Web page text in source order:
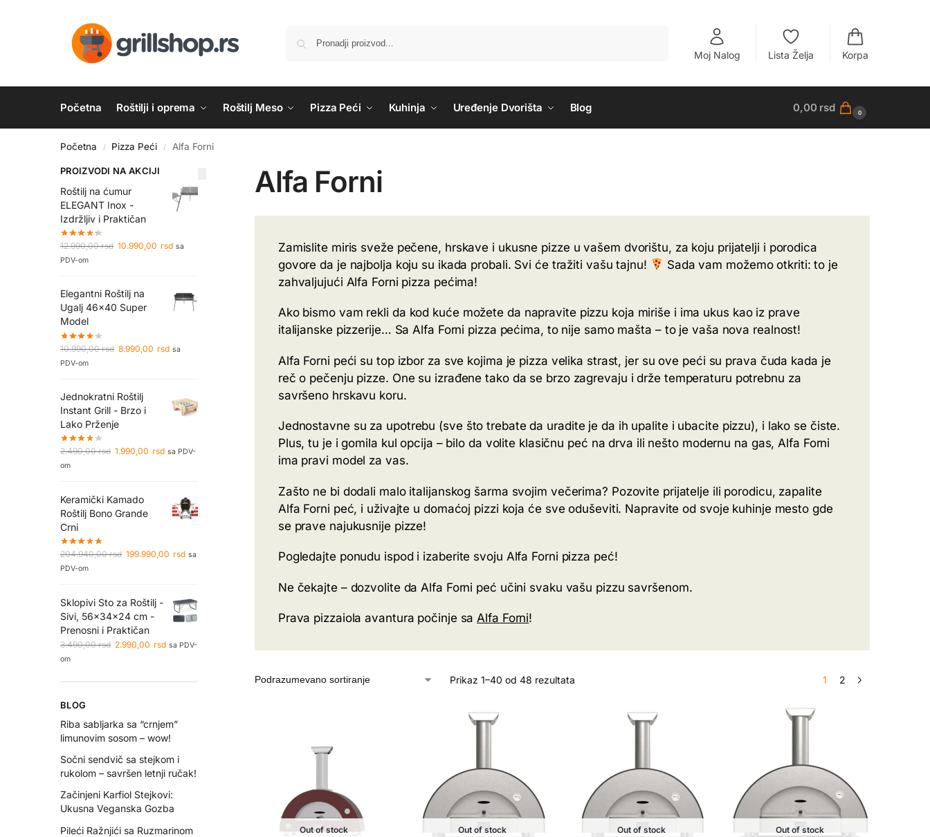
Moj Nalog Lista Želja Korpa
Početna Roštilji i oprema Roštilj Meso Pizza Peći Kuhinja Uređenje Dvorišta Blog 0,00 rsd 0
Početna / Pizza Peći / Alfa Forni
Alfa Forni
Zamislite miris sveže pečene, hrskave i ukusne pizze u vašem dvorištu, za koju prijatelji i porodica
govore da je najbolja koju su ikada probali. Svi će tražiti vašu tajnu!
Sada vam možemo otkriti: to je
zahvaljujući Alfa Forni pizza pećima!
Ako bismo vam rekli da kod kuće možete da napravite pizzu koja miriše i ima ukus kao iz prave
italijanske pizzerije… Sa Alfa Forni pizza pećima, to nije samo mašta – to je vaša nova realnost!
Alfa Forni peći su top izbor za sve kojima je pizza velika strast, jer su ove peći su prava čuda kada je
reč o pečenju pizze. One su izrađene tako da se brzo zagrevaju i drže temperaturu potrebnu za
savršeno hrskavu koru.
Jednostavne su za upotrebu (sve što trebate da uradite je da ih upalite i ubacite pizzu), i lako se čiste.
Plus, tu je i gomila kul opcija – bilo da volite klasičnu peć na drva ili nešto modernu na gas, Alfa Forni
ima pravi model za vas.
Zašto ne bi dodali malo italijanskog šarma svojim večerima? Pozovite prijatelje ili porodicu, zapalite
Alfa Forni peć, i uživajte u domaćoj pizzi koja će sve oduševiti. Napravite od svoje kuhinje mesto gde
se prave najukusnije pizze!
Pogledajte ponudu ispod i izaberite svoju Alfa Forni pizza peć!
Ne čekajte – dozvolite da Alfa Forni peć učini svaku vašu pizzu savršenom.
Prava pizzaiola avantura počinje saAlfa Forni!
Prikaz 1–40 od 48 rezultata 1 2
Out of stock Out of stock Out of stock Out of stock
PROIZVODI NA AKCIJI
Roštilj na ćumur
ELEGANT Inox -
Izdržljiv i Praktičan
12.990,00rsd 10.990,00 rsd sa
PDV-om
Elegantni Roštilj na
Ugalj 46x40 Super
Model
10.990,00rsd 8.990,00 rsd sa
PDV-om
Jednokratni Roštilj
Instant Grill - Brzo i
Lako Prženje
2.490,00rsd 1.990,00 rsd sa PDV-
om
Keramički Kamado
Roštilj Bono Grande
Crni
204.940,00rsd 199.990,00 rsd sa
PDV-om
Sklopivi Sto za Roštilj -
Sivi, 56x34x24 cm -
Prenosni i Praktičan
3.490,00rsd 2.990,00 rsd sa PDV-
om
BLOG
Riba sabljarka sa “crnjem”
limunovim sosom – wow!
Sočni sendvič sa stejkom i
rukolom – savršen letnji ručak!
Začinjeni Karfiol Stejkovi:
Ukusna Veganska Gozba
Pileći Ražnjići sa Ruzmarinom